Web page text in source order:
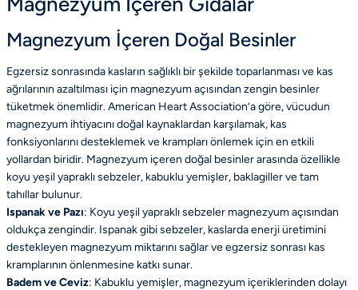
Magnezyum İçeren Doğal Besinler
Egzersiz sonrasında kasların sağlıklı bir şekilde toparlanması ve kas
ağrılarının azaltılması için magnezyum açısından zengin besinler
tüketmek önemlidir. American Heart Association’a göre, vücudun
magnezyum ihtiyacını doğal kaynaklardan karşılamak, kas
fonksiyonlarını desteklemek ve krampları önlemek için en etkili
yollardan biridir. Magnezyum içeren doğal besinler arasında özellikle
koyu yeşil yapraklı sebzeler, kabuklu yemişler, baklagiller ve tam
tahıllar bulunur.
Ispanak ve Pazı: Koyu yeşil yapraklı sebzeler magnezyum açısından
oldukça zengindir. Ispanak gibi sebzeler, kaslarda enerji üretimini
destekleyen magnezyum miktarını sağlar ve egzersiz sonrası kas
kramplarının önlenmesine katkı sunar.
Badem ve Ceviz: Kabuklu yemişler, magnezyum içeriklerinden dolayı